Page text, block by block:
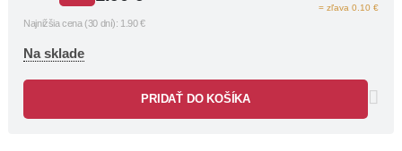
= zľava 0.10 €
Najnižšia cena (30 dní): 1.90 €
Na sklade
PRIDAŤ DO KOŠÍKA